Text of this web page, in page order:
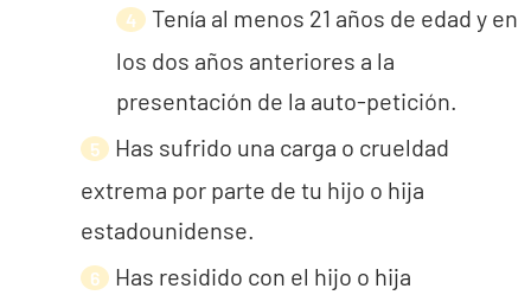
Tenía al menos 21 años de edad y en
los dos años anteriores a la
presentación de la auto-petición.
Has sufrido una carga o crueldad
extrema por parte de tu hijo o hija
estadounidense.
Has residido con el hijo o hija